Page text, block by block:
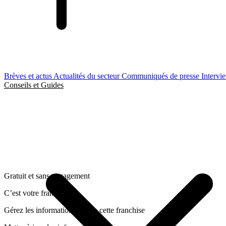
Brèves et actus Actualités du secteurCommuniqués de presse
Conseils et Guides
Gratuit et sans engagement
C’est votre franchise ?
Gérez les informations liées a cette franchise